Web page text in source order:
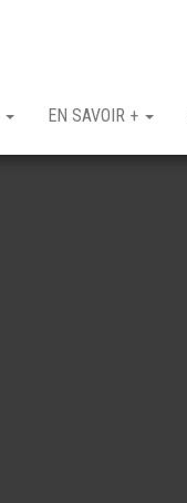
EN SAVOIR +